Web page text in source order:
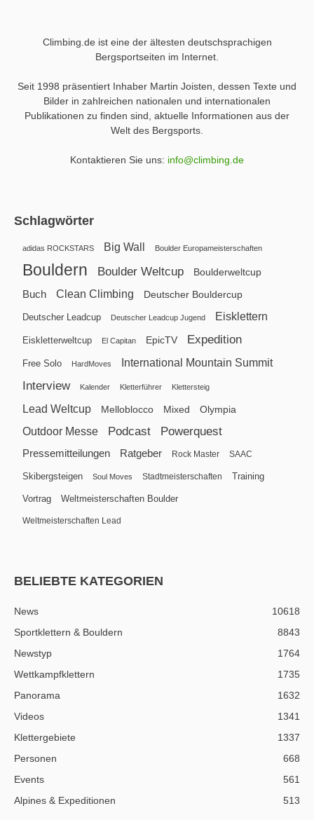
Climbing.de ist eine der ältesten deutschsprachigen
Bergsportseiten im Internet.
Seit 1998 präsentiert Inhaber Martin Joisten, dessen Texte und
Bilder in zahlreichen nationalen und internationalen
Publikationen zu finden sind, aktuelle Informationen aus der
Welt des Bergsports.
Kontaktieren Sie uns: info@climbing.de
Schlagwörter
adidas ROCKSTARS Big Wall Boulder Europameisterschaften
Bouldern Boulder Weltcup Boulderweltcup
Buch Clean Climbing Deutscher Bouldercup
Deutscher Leadcup Deutscher Leadcup Jugend Eisklettern
Eiskletterweltcup El Capitan EpicTV Expedition
Free Solo HardMoves International Mountain Summit
Interview Kalender Kletterführer Klettersteig
Lead Weltcup Melloblocco Mixed Olympia
Outdoor Messe Podcast Powerquest
Pressemitteilungen Ratgeber Rock Master SAAC
Skibergsteigen Soul Moves Stadtmeisterschaften Training
Vortrag Weltmeisterschaften Boulder
Weltmeisterschaften Lead
BELIEBTE KATEGORIEN
News
10618
Sportklettern & Bouldern
8843
Newstyp
1764
Wettkampfklettern
1735
Panorama
1632
Videos
1341
Klettergebiete
1337
Personen
668
Events
561
Alpines & Expeditionen
513